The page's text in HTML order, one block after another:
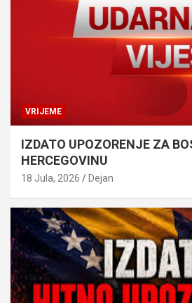
VRIJEME
IZDATO UPOZORENJE ZA
HERCEGOVINU
18 Jula, 2026 Dejan